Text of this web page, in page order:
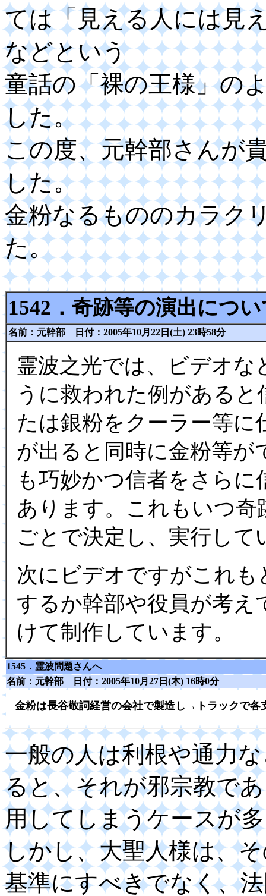
ては「見える人には見
などという
童話の「裸の王様」の
した。
この度、元幹部さんが
した。
金粉なるもののカラク
た。
1542． 奇跡等の演出につい
名前： 元幹部 日付：2005年10月22日(土) 23時58分
霊波之光では、ビデオ
うに救われた例がある
たは銀粉をクーラー等に
が出ると同時に金粉等
も巧妙かつ信者をさら
あります。これもいつ
ごとで決定し、実行して
次にビデオですがこれ
するか幹部や役員が考え
けて制作しています。
1545． 霊波問題さんへ
名前： 元幹部 日付：2005年10月27日(木) 16時0分
金粉は長谷敬詞経営の会社で製造し→トラックで
一般の人は利根や通力
ると、それが邪宗教で
用してしまうケースが
しかし、大聖人様は、
基準にすべきでなく、